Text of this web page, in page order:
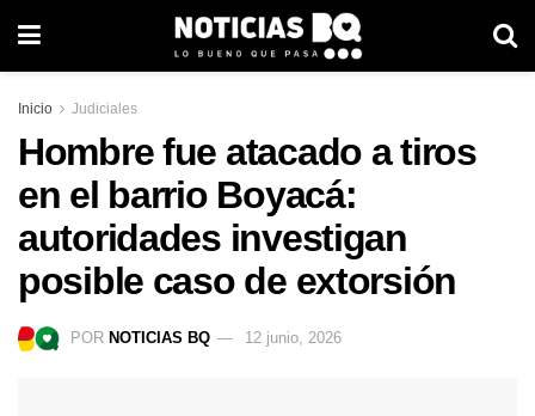
Inicio Judiciales
Hombre fue atacado a tiros
en el barrio Boyacá:
autoridades investigan
posible caso de extorsión
POR NOTICIAS BQ 12 junio, 2026